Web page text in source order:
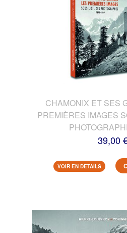
CHAMONIX ET SES
PREMIÈRES IMAGES
39,00
VOIR EN DETAILS